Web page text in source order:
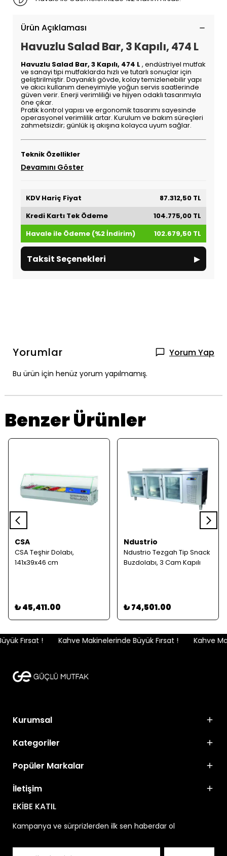
Ürün Açıklaması
Havuzlu Salad Bar, 3 Kapılı, 474 L
Havuzlu Salad Bar, 3 Kapılı, 474 L , endüstriyel mutfak
ve sanayi tipi mutfaklarda hızlı ve tutarlı sonuçlar için
geliştirilmiştir. Dayanıklı gövde, kolay temizlenebilir yapı
ve akıcı kullanım deneyimiyle yoğun servis saatlerinde
güven verir. Enerji verimliliği ve hijyen odaklı tasarımıyla
öne çıkar.
Pratik kontrol yapısı ve ergonomik tasarımı sayesinde
operasyonel verimlilik artar. Kurulum ve bakım süreçleri
zahmetsizdir; günlük iş akışına kolayca uyum sağlar.
Teknik Özellikler
Devamını Göster
KDV Hariç Fiyat
87.312,50 TL
Kredi Kartı Tek Ödeme
104.775,00 TL
Havale ile Ödeme (%2 İndirim)
102.679,50 TL
Taksit Seçenekleri ▸
Yorumlar Yorum Yap
Bu ürün için henüz yorum yapılmamış.
Benzer Ürünler
CSA
CSA Teşhir Dolabı,
141x39x46 cm
₺ 45,411.00
Ndustrio
Ndustrio Tezgah Tip Snack
Buzdolabı, 3 Cam Kapılı
₺ 74,501.00
Fırsat ! Kahve Makinelerinde Büyük Fırsat ! Kahve
Kurumsal
Kategoriler
Popüler Markalar
İletişim
EKİBE KATIL
Kampanya ve sürprizlerden ilk sen haberdar ol